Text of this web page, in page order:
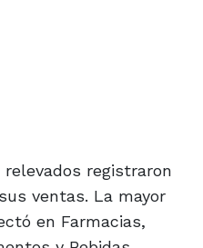
registraron
ventas. La mayor
en Farmacias,